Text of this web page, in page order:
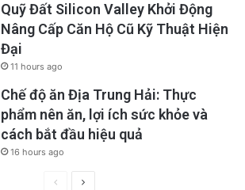
Quỹ Đất Silicon Valley Khởi Động
Nâng Cấp Căn Hộ Cũ Kỹ Thuật Hiện
Đại
11 hours ago
Chế độ ăn Địa Trung Hải: Thực
phẩm nên ăn, lợi ích sức khỏe và
cách bắt đầu hiệu quả
16 hours ago
PreviousNext